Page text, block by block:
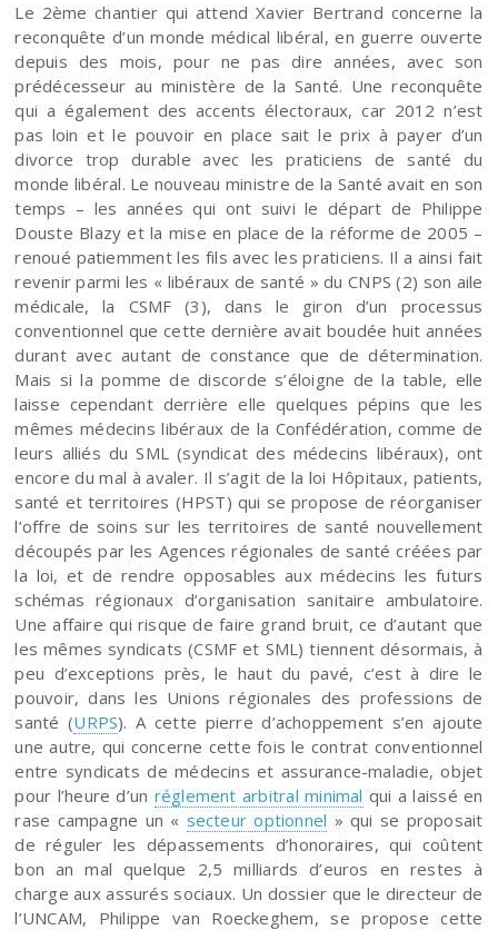
Le 2ème chantier qui attend Xavier Bertrand concerne la
reconquête d’un monde médical libéral, en guerre ouverte
depuis des mois, pour ne pas dire années, avec son
prédécesseur au ministère de la Santé. Une reconquête
qui a également des accents électoraux, car 2012 n’est
pas loin et le pouvoir en place sait le prix à payer d’un
divorce trop durable avec les praticiens de santé du
monde libéral. Le nouveau ministre de la Santé avait en son
temps – les années qui ont suivi le départ de Philippe
Douste Blazy et la mise en place de la réforme de 2005 –
renoué patiemment les fils avec les praticiens. Il a ainsi fait
revenir parmi les « libéraux de santé » du CNPS (2) son aile
médicale, la CSMF (3), dans le giron d’un processus
conventionnel que cette dernière avait boudée huit années
durant avec autant de constance que de détermination.
Mais si la pomme de discorde s’éloigne de la table, elle
laisse cependant derrière elle quelques pépins que les
mêmes médecins libéraux de la Confédération, comme de
leurs alliés du SML (syndicat des médecins libéraux), ont
encore du mal à avaler. Il s’agit de la loi Hôpitaux, patients,
santé et territoires (HPST) qui se propose de réorganiser
l’offre de soins sur les territoires de santé nouvellement
découpés par les Agences régionales de santé créées par
la loi, et de rendre opposables aux médecins les futurs
schémas régionaux d’organisation sanitaire ambulatoire.
Une affaire qui risque de faire grand bruit, ce d’autant que
les mêmes syndicats (CSMF et SML) tiennent désormais, à
peu d’exceptions près, le haut du pavé, c’est à dire le
pouvoir, dans les Unions régionales des professions de
santé (URPS). A cette pierre d’achoppement s’en ajoute
une autre, qui concerne cette fois le contrat conventionnel
entre syndicats de médecins et assurance-maladie, objet
pour l’heure d’un réglement arbitral minimal qui a laissé en
rase campagne un « secteur optionnel » qui se proposait
de réguler les dépassements d’honoraires, qui coûtent
bon an mal quelque 2,5 milliards d’euros en restes à
charge aux assurés sociaux. Un dossier que le directeur de
l’UNCAM, Philippe van Roeckeghem, se propose cette